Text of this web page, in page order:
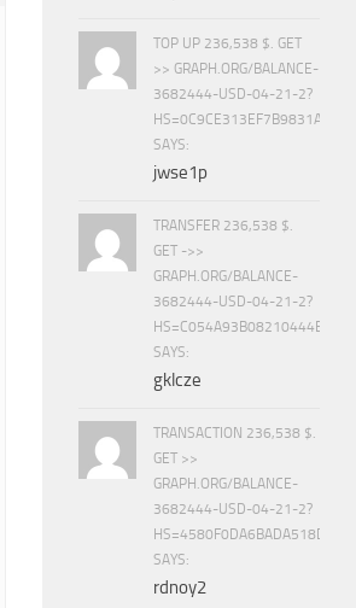
TOP UP 236,538 $. GET
>> GRAPH.ORG/BALANCE-
3682444-USD-04-21-2?
SAYS:
jwse1p
TRANSFER 236,538 $.
GET ->>
GRAPH.ORG/BALANCE-
3682444-USD-04-21-2?
SAYS:
gklcze
TRANSACTION 236,538 $.
GET >>
GRAPH.ORG/BALANCE-
3682444-USD-04-21-2?
SAYS:
rdnoy2